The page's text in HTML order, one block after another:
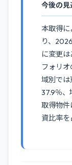
今後の見
本取得
り、
に変更
フォリ
域別で
37.9％、
取得物
資比率を